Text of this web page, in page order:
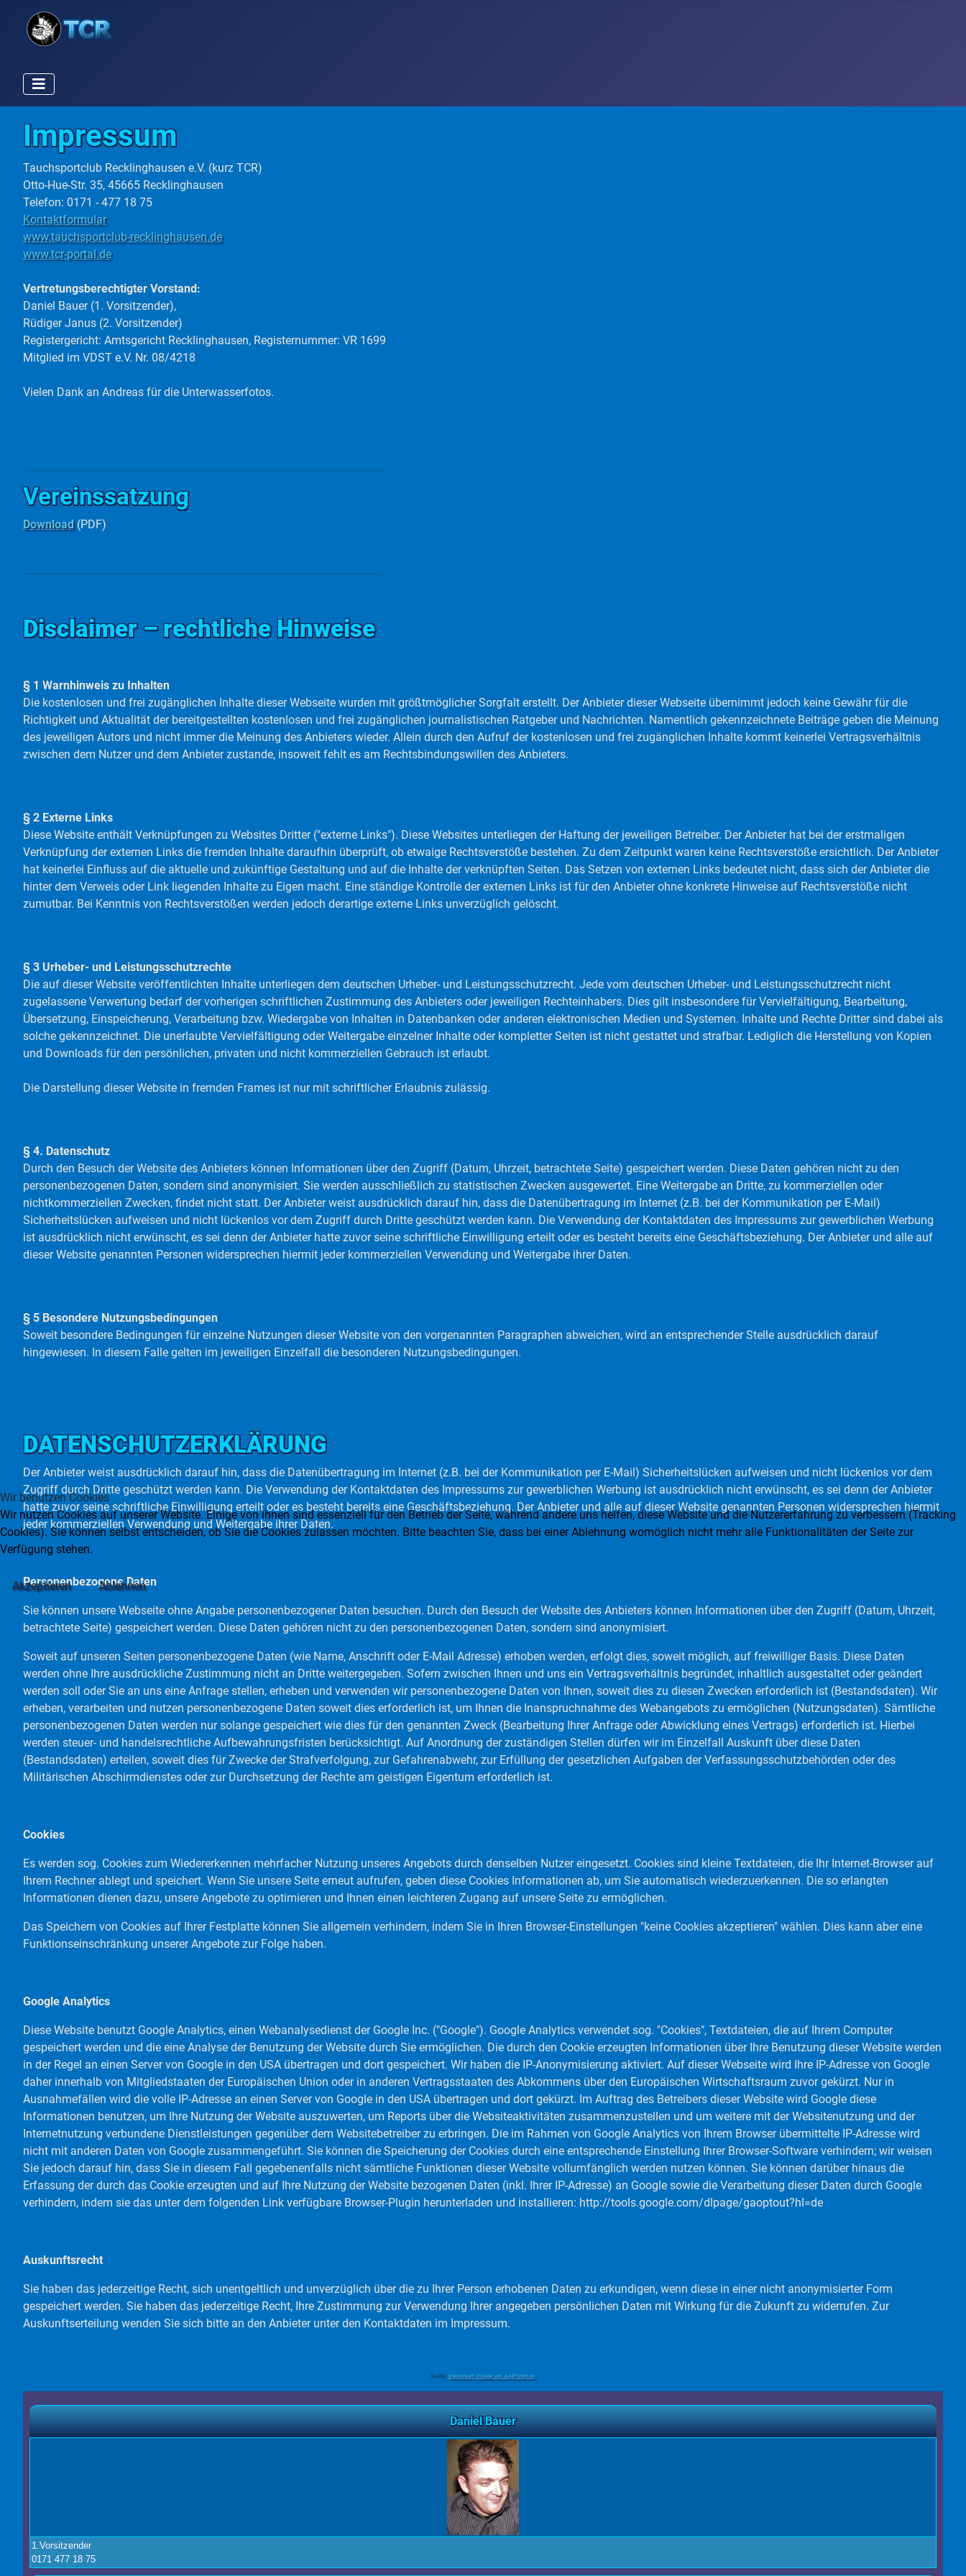
Impressum
Tauchsportclub Recklinghausen e.V. (kurz TCR)
Otto-Hue-Str. 35, 45665 Recklinghausen
Telefon: 0171 - 477 18 75
Kontaktformular
www.tauchsportclub-recklinghausen.de
www.tcr-portal.de
Vertretungsberechtigter Vorstand:
Daniel Bauer (1. Vorsitzender),
Rüdiger Janus (2. Vorsitzender)
Registergericht: Amtsgericht Recklinghausen, Registernummer: VR 1699
Mitglied im VDST e.V. Nr. 08/4218
Vielen Dank an Andreas für die Unterwasserfotos.
Vereinssatzung
Download(PDF)
Disclaimer – rechtliche Hinweise
§ 1 Warnhinweis zu Inhalten
Die kostenlosen und frei zugänglichen Inhalte dieser Webseite wurden mit größtmöglicher Sorgfalt erstellt. Der Anbieter dieser Webseite übernimmt jedoch keine Gewähr für die
Richtigkeit und Aktualität der bereitgestellten kostenlosen und frei zugänglichen journalistischen Ratgeber und Nachrichten. Namentlich gekennzeichnete Beiträge geben die Meinung
des jeweiligen Autors und nicht immer die Meinung des Anbieters wieder. Allein durch den Aufruf der kostenlosen und frei zugänglichen Inhalte kommt keinerlei Vertragsverhältnis
zwischen dem Nutzer und dem Anbieter zustande, insoweit fehlt es am Rechtsbindungswillen des Anbieters.
§ 2 Externe Links
Diese Website enthält Verknüpfungen zu Websites Dritter ("externe Links"). Diese Websites unterliegen der Haftung der jeweiligen Betreiber. Der Anbieter hat bei der erstmaligen
Verknüpfung der externen Links die fremden Inhalte daraufhin überprüft, ob etwaige Rechtsverstöße bestehen. Zu dem Zeitpunkt waren keine Rechtsverstöße ersichtlich. Der Anbieter
hat keinerlei Einfluss auf die aktuelle und zukünftige Gestaltung und auf die Inhalte der verknüpften Seiten. Das Setzen von externen Links bedeutet nicht, dass sich der Anbieter die
hinter dem Verweis oder Link liegenden Inhalte zu Eigen macht. Eine ständige Kontrolle der externen Links ist für den Anbieter ohne konkrete Hinweise auf Rechtsverstöße nicht
zumutbar. Bei Kenntnis von Rechtsverstößen werden jedoch derartige externe Links unverzüglich gelöscht.
§ 3 Urheber- und Leistungsschutzrechte
Die auf dieser Website veröffentlichten Inhalte unterliegen dem deutschen Urheber- und Leistungsschutzrecht. Jede vom deutschen Urheber- und Leistungsschutzrecht nicht
zugelassene Verwertung bedarf der vorherigen schriftlichen Zustimmung des Anbieters oder jeweiligen Rechteinhabers. Dies gilt insbesondere für Vervielfältigung, Bearbeitung,
Übersetzung, Einspeicherung, Verarbeitung bzw. Wiedergabe von Inhalten in Datenbanken oder anderen elektronischen Medien und Systemen. Inhalte und Rechte Dritter sind dabei als
solche gekennzeichnet. Die unerlaubte Vervielfältigung oder Weitergabe einzelner Inhalte oder kompletter Seiten ist nicht gestattet und strafbar. Lediglich die Herstellung von Kopien
und Downloads für den persönlichen, privaten und nicht kommerziellen Gebrauch ist erlaubt.
Die Darstellung dieser Website in fremden Frames ist nur mit schriftlicher Erlaubnis zulässig.
§ 4. Datenschutz
Durch den Besuch der Website des Anbieters können Informationen über den Zugriff (Datum, Uhrzeit, betrachtete Seite) gespeichert werden. Diese Daten gehören nicht zu den
personenbezogenen Daten, sondern sind anonymisiert. Sie werden ausschließlich zu statistischen Zwecken ausgewertet. Eine Weitergabe an Dritte, zu kommerziellen oder
nichtkommerziellen Zwecken, findet nicht statt. Der Anbieter weist ausdrücklich darauf hin, dass die Datenübertragung im Internet (z.B. bei der Kommunikation per E-Mail)
Sicherheitslücken aufweisen und nicht lückenlos vor dem Zugriff durch Dritte geschützt werden kann. Die Verwendung der Kontaktdaten des Impressums zur gewerblichen Werbung
ist ausdrücklich nicht erwünscht, es sei denn der Anbieter hatte zuvor seine schriftliche Einwilligung erteilt oder es besteht bereits eine Geschäftsbeziehung. Der Anbieter und alle auf
dieser Website genannten Personen widersprechen hiermit jeder kommerziellen Verwendung und Weitergabe ihrer Daten.
§ 5 Besondere Nutzungsbedingungen
Soweit besondere Bedingungen für einzelne Nutzungen dieser Website von den vorgenannten Paragraphen abweichen, wird an entsprechender Stelle ausdrücklich darauf
hingewiesen. In diesem Falle gelten im jeweiligen Einzelfall die besonderen Nutzungsbedingungen.
DATENSCHUTZERKLÄRUNG
Der Anbieter weist ausdrücklich darauf hin, dass die Datenübertragung im Internet (z.B. bei der Kommunikation per E-Mail) Sicherheitslücken aufweisen und nicht lückenlos vor dem
Zugriff durch Dritte geschützt werden kann. Die Verwendung der Kontaktdaten des Impressums zur gewerblichen Werbung ist ausdrücklich nicht erwünscht, es sei denn der Anbieter
hatte zuvor seine schriftliche Einwilligung erteilt oder es besteht bereits eine Geschäftsbeziehung. Der Anbieter und alle auf dieser Website genannten Personen widersprechen hiermit
jeder kommerziellen Verwendung und Weitergabe ihrer Daten.
Personenbezogene Daten
Sie können unsere Webseite ohne Angabe personenbezogener Daten besuchen. Durch den Besuch der Website des Anbieters können Informationen über den Zugriff (Datum, Uhrzeit,
betrachtete Seite) gespeichert werden. Diese Daten gehören nicht zu den personenbezogenen Daten, sondern sind anonymisiert.
Soweit auf unseren Seiten personenbezogene Daten (wie Name, Anschrift oder E-Mail Adresse) erhoben werden, erfolgt dies, soweit möglich, auf freiwilliger Basis. Diese Daten
werden ohne Ihre ausdrückliche Zustimmung nicht an Dritte weitergegeben. Sofern zwischen Ihnen und uns ein Vertragsverhältnis begründet, inhaltlich ausgestaltet oder geändert
werden soll oder Sie an uns eine Anfrage stellen, erheben und verwenden wir personenbezogene Daten von Ihnen, soweit dies zu diesen Zwecken erforderlich ist (Bestandsdaten). Wir
erheben, verarbeiten und nutzen personenbezogene Daten soweit dies erforderlich ist, um Ihnen die Inanspruchnahme des Webangebots zu ermöglichen (Nutzungsdaten). Sämtliche
personenbezogenen Daten werden nur solange gespeichert wie dies für den genannten Zweck (Bearbeitung Ihrer Anfrage oder Abwicklung eines Vertrags) erforderlich ist. Hierbei
werden steuer- und handelsrechtliche Aufbewahrungsfristen berücksichtigt. Auf Anordnung der zuständigen Stellen dürfen wir im Einzelfall Auskunft über diese Daten
(Bestandsdaten) erteilen, soweit dies für Zwecke der Strafverfolgung, zur Gefahrenabwehr, zur Erfüllung der gesetzlichen Aufgaben der Verfassungsschutzbehörden oder des
Militärischen Abschirmdienstes oder zur Durchsetzung der Rechte am geistigen Eigentum erforderlich ist.
Cookies
Es werden sog. Cookies zum Wiedererkennen mehrfacher Nutzung unseres Angebots durch denselben Nutzer eingesetzt. Cookies sind kleine Textdateien, die Ihr Internet-Browser auf
Ihrem Rechner ablegt und speichert. Wenn Sie unsere Seite erneut aufrufen, geben diese Cookies Informationen ab, um Sie automatisch wiederzuerkennen. Die so erlangten
Informationen dienen dazu, unsere Angebote zu optimieren und Ihnen einen leichteren Zugang auf unsere Seite zu ermöglichen.
Das Speichern von Cookies auf Ihrer Festplatte können Sie allgemein verhindern, indem Sie in Ihren Browser-Einstellungen "keine Cookies akzeptieren" wählen. Dies kann aber eine
Funktionseinschränkung unserer Angebote zur Folge haben.
Google Analytics
Diese Website benutzt Google Analytics, einen Webanalysedienst der Google Inc. ("Google"). Google Analytics verwendet sog. "Cookies", Textdateien, die auf Ihrem Computer
gespeichert werden und die eine Analyse der Benutzung der Website durch Sie ermöglichen. Die durch den Cookie erzeugten Informationen über Ihre Benutzung dieser Website werden
in der Regel an einen Server von Google in den USA übertragen und dort gespeichert. Wir haben die IP-Anonymisierung aktiviert. Auf dieser Webseite wird Ihre IP-Adresse von Google
daher innerhalb von Mitgliedstaaten der Europäischen Union oder in anderen Vertragsstaaten des Abkommens über den Europäischen Wirtschaftsraum zuvor gekürzt. Nur in
Ausnahmefällen wird die volle IP-Adresse an einen Server von Google in den USA übertragen und dort gekürzt. Im Auftrag des Betreibers dieser Website wird Google diese
Informationen benutzen, um Ihre Nutzung der Website auszuwerten, um Reports über die Websiteaktivitäten zusammenzustellen und um weitere mit der Websitenutzung und der
Internetnutzung verbundene Dienstleistungen gegenüber dem Websitebetreiber zu erbringen. Die im Rahmen von Google Analytics von Ihrem Browser übermittelte IP-Adresse wird
nicht mit anderen Daten von Google zusammengeführt. Sie können die Speicherung der Cookies durch eine entsprechende Einstellung Ihrer Browser-Software verhindern; wir weisen
Sie jedoch darauf hin, dass Sie in diesem Fall gegebenenfalls nicht sämtliche Funktionen dieser Website vollumfänglich werden nutzen können. Sie können darüber hinaus die
Erfassung der durch das Cookie erzeugten und auf Ihre Nutzung der Website bezogenen Daten (inkl. Ihrer IP-Adresse) an Google sowie die Verarbeitung dieser Daten durch Google
verhindern, indem sie das unter dem folgenden Link verfügbare Browser-Plugin herunterladen und installieren: http://tools.google.com/dlpage/gaoptout?hl=de
Auskunftsrecht
Sie haben das jederzeitige Recht, sich unentgeltlich und unverzüglich über die zu Ihrer Person erhobenen Daten zu erkundigen, wenn diese in einer nicht anonymisierter Form
gespeichert werden. Sie haben das jederzeitige Recht, Ihre Zustimmung zur Verwendung Ihrer angegeben persönlichen Daten mit Wirkung für die Zukunft zu widerrufen. Zur
Auskunftserteilung wenden Sie sich bitte an den Anbieter unter den Kontaktdaten im Impressum.
Quelle: Impressum Vorlage von JuraForum.de
Daniel Bauer
1.Vorsitzender
0171 477 18 75
Wir benutzen Cookies
Wir nutzen Cookies auf unserer Website. Einige von ihnen sind essenziell für den Betrieb der Seite, während andere uns helfen, diese Website und die Nutzererfahrung zu verbessern (Tracking
Cookies). Sie können selbst entscheiden, ob Sie die Cookies zulassen möchten. Bitte beachten Sie, dass bei einer Ablehnung womöglich nicht mehr alle Funktionalitäten der Seite zur
Verfügung stehen.
Akzeptieren Ablehnen